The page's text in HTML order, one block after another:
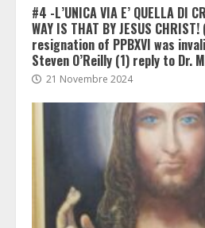
#4 -L’UNICA VIA E’ QUELLA DI
WAY IS THAT BY JESUS
resignation of PPBXVI was
Steven O’Reilly (1) reply to Dr.
21 Novembre 2024